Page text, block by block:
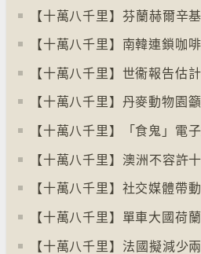
【十萬八千里】社交媒體帶
【十萬八千里】⁠法國擬減少